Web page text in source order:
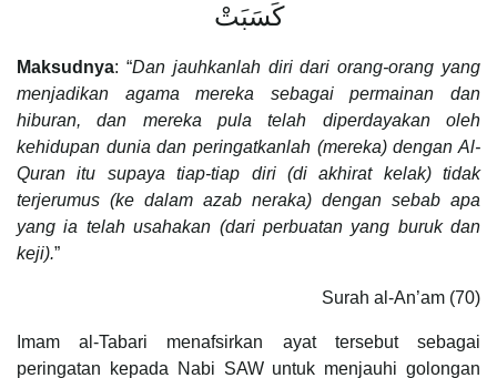
كَسَبَتْ
Maksudnya: “Dan jauhkanlah diri dari orang-orang yang
menjadikan agama mereka sebagai permainan dan
hiburan, dan mereka pula telah diperdayakan oleh
kehidupan dunia dan peringatkanlah (mereka) dengan Al-
Quran itu supaya tiap-tiap diri (di akhirat kelak) tidak
terjerumus (ke dalam azab neraka) dengan sebab apa
yang ia telah usahakan (dari perbuatan yang buruk dan
keji).”
Surah al-An’am (70)
Imam al-Tabari menafsirkan ayat tersebut sebagai
peringatan kepada Nabi SAW untuk menjauhi golongan